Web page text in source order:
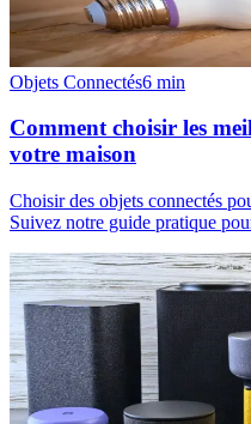
Objets Connectés6 min
Comment choisir les
votre maison
Choisir des objets connectés
Suivez notre guide pratique